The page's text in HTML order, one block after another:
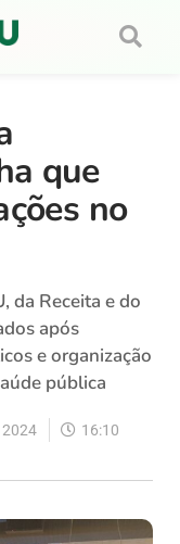
que
no
da Receita e do
após
e organização
pública
2024 16:10